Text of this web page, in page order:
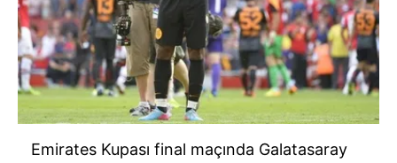
Emirates Kupası final maçında Galatasaray